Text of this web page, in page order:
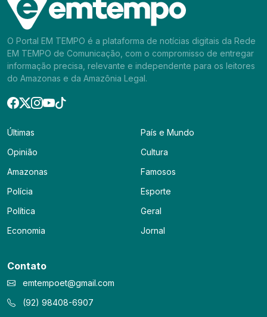
O Portal EM TEMPO é a plataforma de notícias digitais da Rede
EM TEMPO de Comunicação, com o compromisso de entregar
informação precisa, relevante e independente para os leitores
do Amazonas e da Amazônia Legal.
Últimas
Opinião
Amazonas
Polícia
Política
Economia
País e Mundo
Cultura
Famosos
Esporte
Geral
Jornal
Contato
emtempoet@gmail.com
(92) 98408-6907